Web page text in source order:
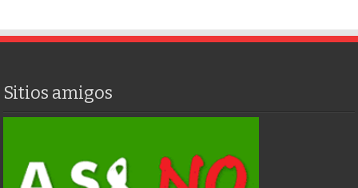
Sitios amigos